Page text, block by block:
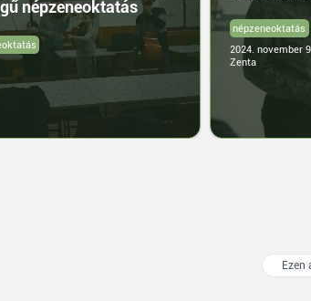
népzeneoktatás
népzeneoktatás
2024. november
Zenta
Ezen